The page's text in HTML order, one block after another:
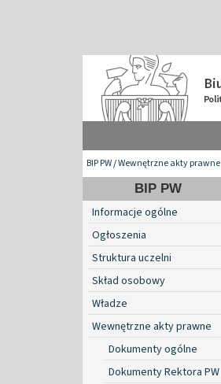
BIP PW/Wewnętrzne akty prawne
BIP PW
Informacje ogólne
Ogłoszenia
Struktura uczelni
Skład osobowy
Władze
Wewnętrzne akty prawne
Dokumenty ogólne
Dokumenty Rektora PW